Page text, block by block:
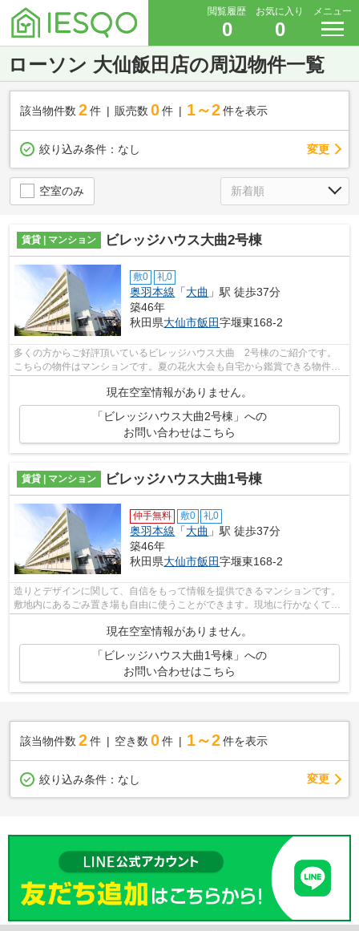
閲覧履歴
0
お気に入り
0
メニュー
ローソン 大仙飯田店の周辺物件一覧
該当物件数 2件 販売数 0 件 1～2 件を表示
絞り込み条件： なし 変更
空室のみ
賃貸 | マンション ビレッジハウス大曲2号棟
敷0 礼0
奥羽本線 「大曲 」駅 徒歩37分
築46年
秋田県大仙市飯田字堰東168-2
多くの方からご好評頂いているビレッジハウス大曲 2号棟のご紹介です。
こちらの物件はマンションです。夏の花火大会も自宅から鑑賞できる物件で
す。地域のゴミ捨て場まで行かずにサッ...
現在空室情報がありません。
「ビレッジハウス大曲2号棟」への
お問い合わせはこちら
賃貸 | マンション ビレッジハウス大曲1号棟
仲手無料 敷0 礼0
奥羽本線 「大曲 」駅 徒歩37分
築46年
秋田県大仙市飯田字堰東168-2
造りとデザインに関して、自信をもって情報を提供できるマンションです。
敷地内にあるごみ置き場も自由に使うことができます。現地に行かなくても
現在空室情報がありません。
「ビレッジハウス大曲1号棟」への
お問い合わせはこちら
該当物件数 2件 空き数 0 件 1～2 件を表示
絞り込み条件： なし 変更